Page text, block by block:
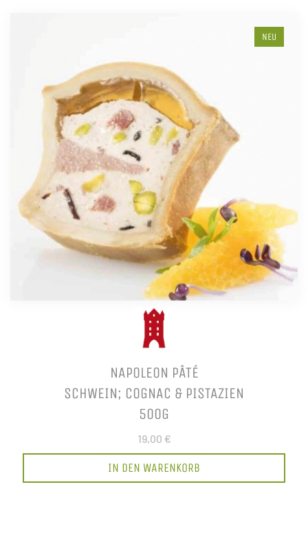
NEU
NAPOLEON PÂTÉ
SCHWEIN; COGNAC & PISTAZIEN
500G
19,00 €
IN DEN WARENKORB